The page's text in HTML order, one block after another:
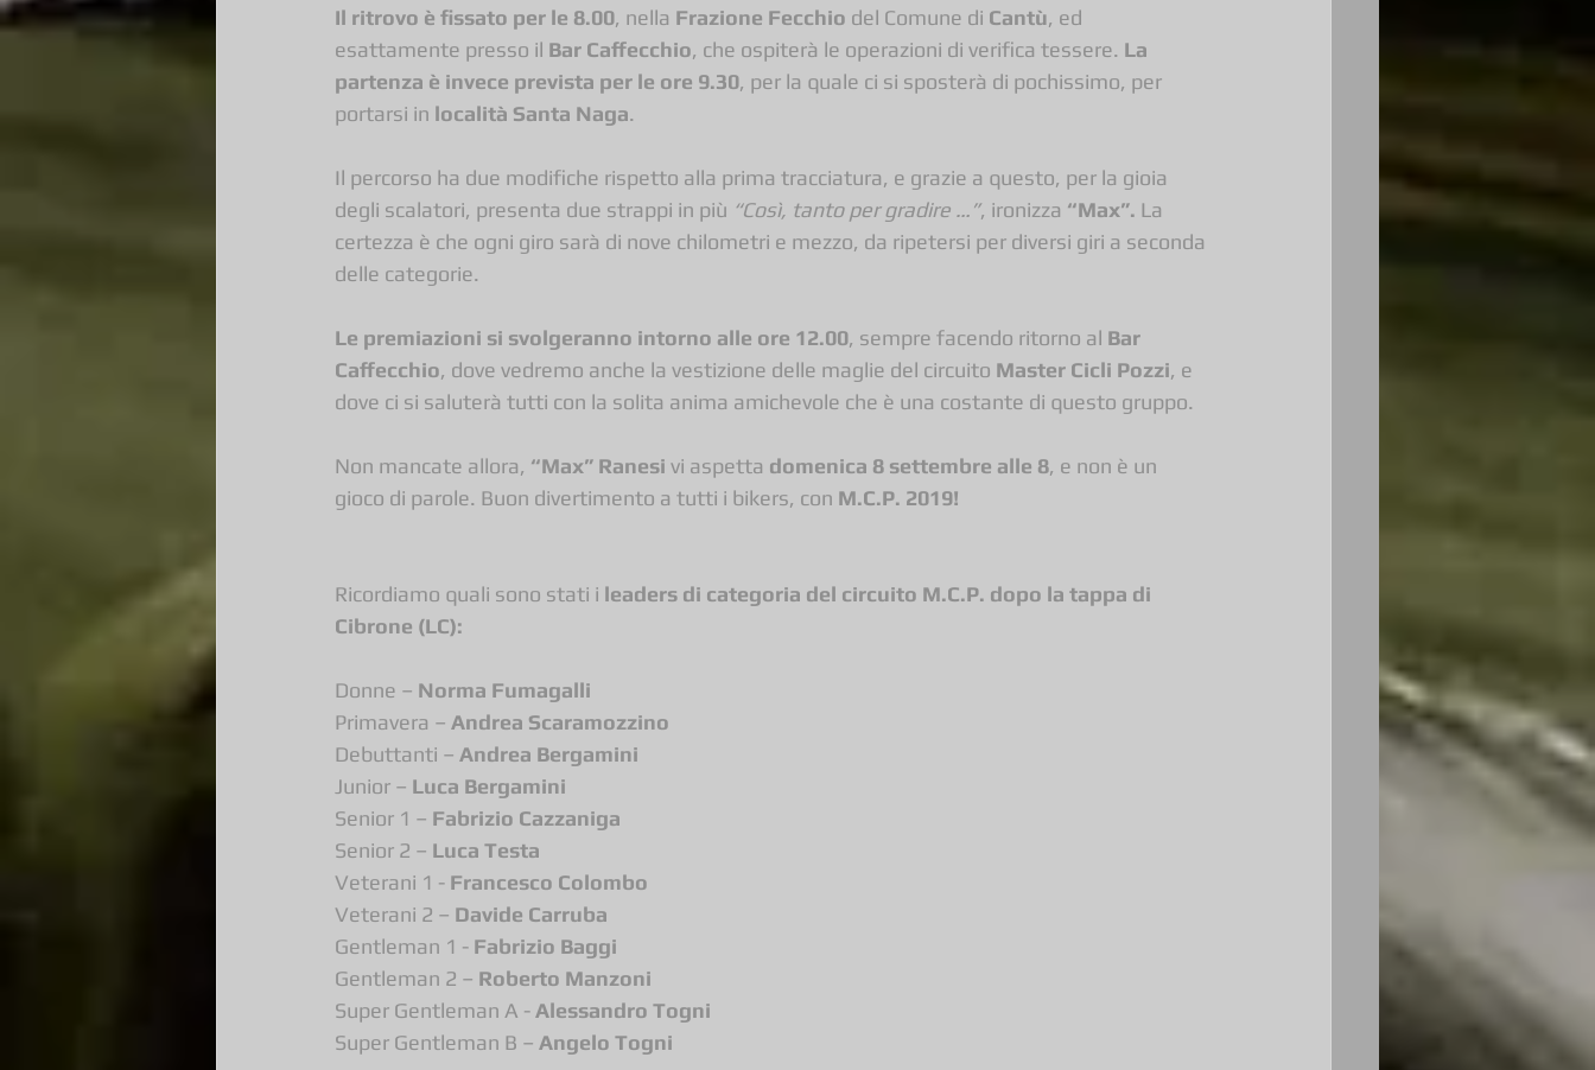
Il ritrovo è fissato per le 8.00, nella Frazione Fecchio del Comune di Cantù, ed
esattamente presso il Bar Caffecchio, che ospiterà le operazioni di verifica tessere. La
partenza è invece prevista per le ore 9.30, per la quale ci si sposterà di pochissimo, per
portarsi in località Santa Naga.
Il percorso ha due modifiche rispetto alla prima tracciatura, e grazie a questo, per la gioia
degli scalatori, presenta due strappi in più “Così, tanto per gradire …”, ironizza “Max”. La
certezza è che ogni giro sarà di nove chilometri e mezzo, da ripetersi per diversi giri a seconda
delle categorie.
Le premiazioni si svolgeranno intorno alle ore 12.00, sempre facendo ritorno al Bar
Caffecchio, dove vedremo anche la vestizione delle maglie del circuito Master Cicli Pozzi, e
dove ci si saluterà tutti con la solita anima amichevole che è una costante di questo gruppo.
Non mancate allora, “Max” Ranesi vi aspetta domenica 8 settembre alle 8, e non è un
gioco di parole. Buon divertimento a tutti i bikers, con M.C.P. 2019!
Ricordiamo quali sono stati i leaders di categoria del circuito M.C.P. dopo la tappa di
Cibrone (LC):
Donne – Norma Fumagalli
Primavera – Andrea Scaramozzino
Debuttanti – Andrea Bergamini
Junior – Luca Bergamini
Senior 1 – Fabrizio Cazzaniga
Senior 2 – Luca Testa
Veterani 1 - Francesco Colombo
Veterani 2 – Davide Carruba
Gentleman 1 - Fabrizio Baggi
Gentleman 2 – Roberto Manzoni
Super Gentleman A - Alessandro Togni
Super Gentleman B – Angelo Togni